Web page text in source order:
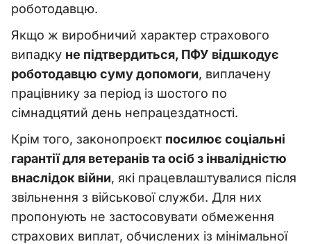
роботодавцю.
Якщо ж виробничий характер страхового
випадку не підтвердиться, ПФУ відшкодує
роботодавцю суму допомоги, виплачену
працівнику за період із шостого по
сімнадцятий день непрацездатності.
Крім того, законопроєкт посилює соціальні
гарантії для ветеранів та осіб з інвалідністю
внаслідок війни, які працевлаштувалися після
звільнення з військової служби. Для них
пропонують не застосовувати обмеження
страхових виплат, обчислених із мінімальної